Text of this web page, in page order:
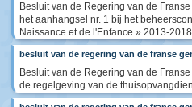
Besluit van de Regering van de
het aanhangsel nr. 1 bij het
Naissance et de l'Enfance » 2013-2018
besluit van de regering van de franse
Besluit van de Regering van de
de regelgeving van de